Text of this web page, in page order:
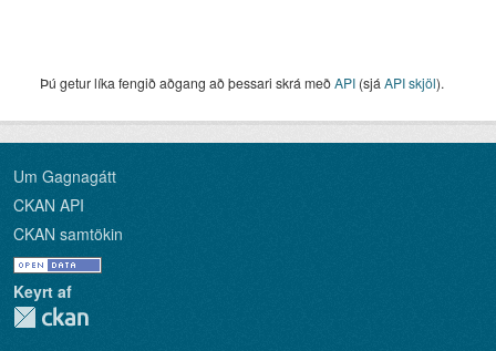
Þú getur líka fengið aðgang að þessari skrá meðAPI (sjá API skjöl).
Um Gagnagátt
CKAN API
CKAN samtökin
Keyrt af